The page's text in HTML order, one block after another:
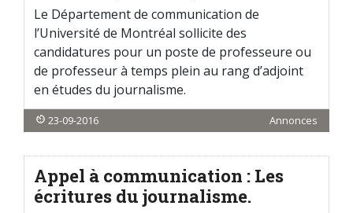
Le Département de communication de
l’Université de Montréal sollicite des
candidatures pour un poste de professeure ou
de professeur à temps plein au rang d’adjoint
en études du journalisme.
23-09-2016 Annonces
Appel à communication : Les
écritures du journalisme.